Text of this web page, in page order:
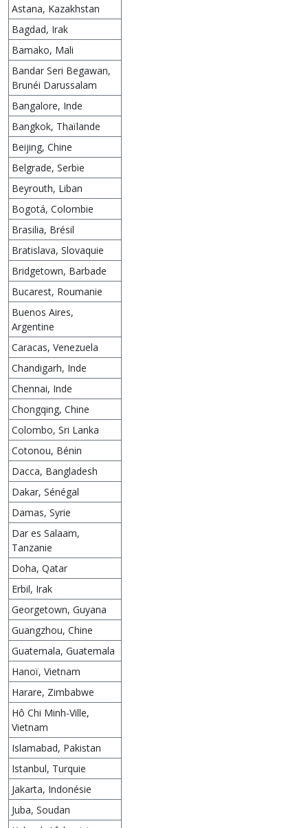
Astana, Kazakhstan
Bagdad, Irak
Bamako, Mali
Bandar Seri Begawan,
Brunéi Darussalam
Bangalore, Inde
Bangkok, Thaïlande
Beijing, Chine
Belgrade, Serbie
Beyrouth, Liban
Bogotá, Colombie
Brasilia, Brésil
Bratislava, Slovaquie
Bridgetown, Barbade
Bucarest, Roumanie
Buenos Aires,
Argentine
Caracas, Venezuela
Chandigarh, Inde
Chennai, Inde
Chongqing, Chine
Colombo, Sri Lanka
Cotonou, Bénin
Dacca, Bangladesh
Dakar, Sénégal
Damas, Syrie
Dar es Salaam,
Tanzanie
Doha, Qatar
Erbil, Irak
Georgetown, Guyana
Guangzhou, Chine
Guatemala, Guatemala
Hanoï, Vietnam
Harare, Zimbabwe
Hô Chi Minh-Ville,
Vietnam
Islamabad, Pakistan
Istanbul, Turquie
Jakarta, Indonésie
Juba, Soudan